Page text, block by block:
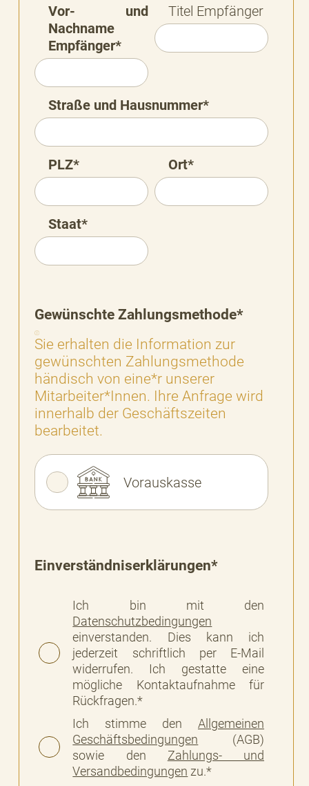
Vor- und
Nachname
Empfänger*
Titel Empfänger
Straße und Hausnummer*
PLZ* Ort*
Staat*
Gewünschte Zahlungsmethode*
Sie erhalten die Information zur
gewünschten Zahlungsmethode
händisch von eine*r unserer
Mitarbeiter*Innen. Ihre Anfrage wird
innerhalb der Geschäftszeiten
bearbeitet.
Vorauskasse
Einverständniserklärungen*
Ich bin mit den
Datenschutzbedingungen
einverstanden. Dies kann ich
jederzeit schriftlich per E-Mail
widerrufen. Ich gestatte eine
mögliche Kontaktaufnahme für
Rückfragen.*
Ich stimme den Allgemeinen
Geschäftsbedingungen (AGB)
sowie den Zahlungs- und
Versandbedingungen zu.*